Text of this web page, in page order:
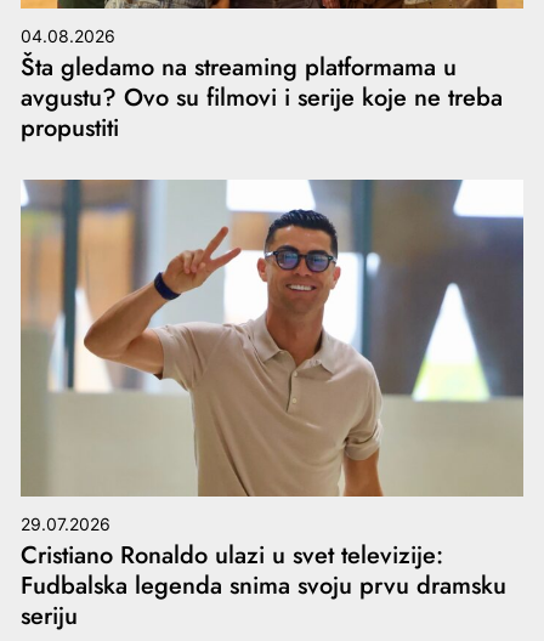
04.08.2026
Šta gledamo na streaming platformama u
avgustu? Ovo su filmovi i serije koje ne treba
propustiti
29.07.2026
Cristiano Ronaldo ulazi u svet televizije:
Fudbalska legenda snima svoju prvu dramsku
seriju